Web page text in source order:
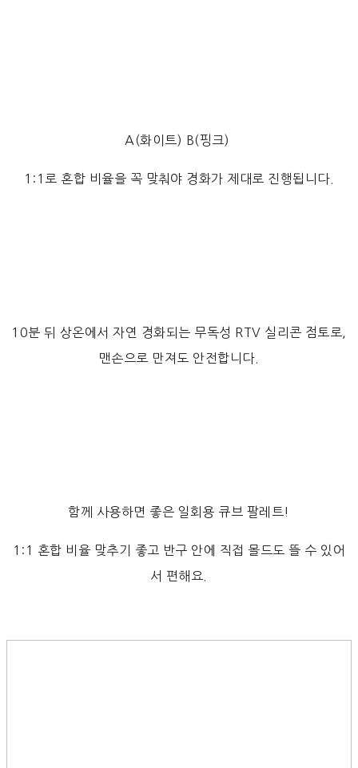
A(화이트) B(핑크)
1:1로 혼합 비율을 꼭 맞춰야 경화가 제대로 진행됩니다.
10분 뒤 상온에서 자연 경화되는 무독성 RTV 실리콘 점토로,
맨손으로 만져도 안전합니다.
함께 사용하면 좋은 일회용 큐브 팔레트!
1:1 혼합 비율 맞추기 좋고 반구 안에 직접 몰드도 뜰 수 있어
서 편해요.